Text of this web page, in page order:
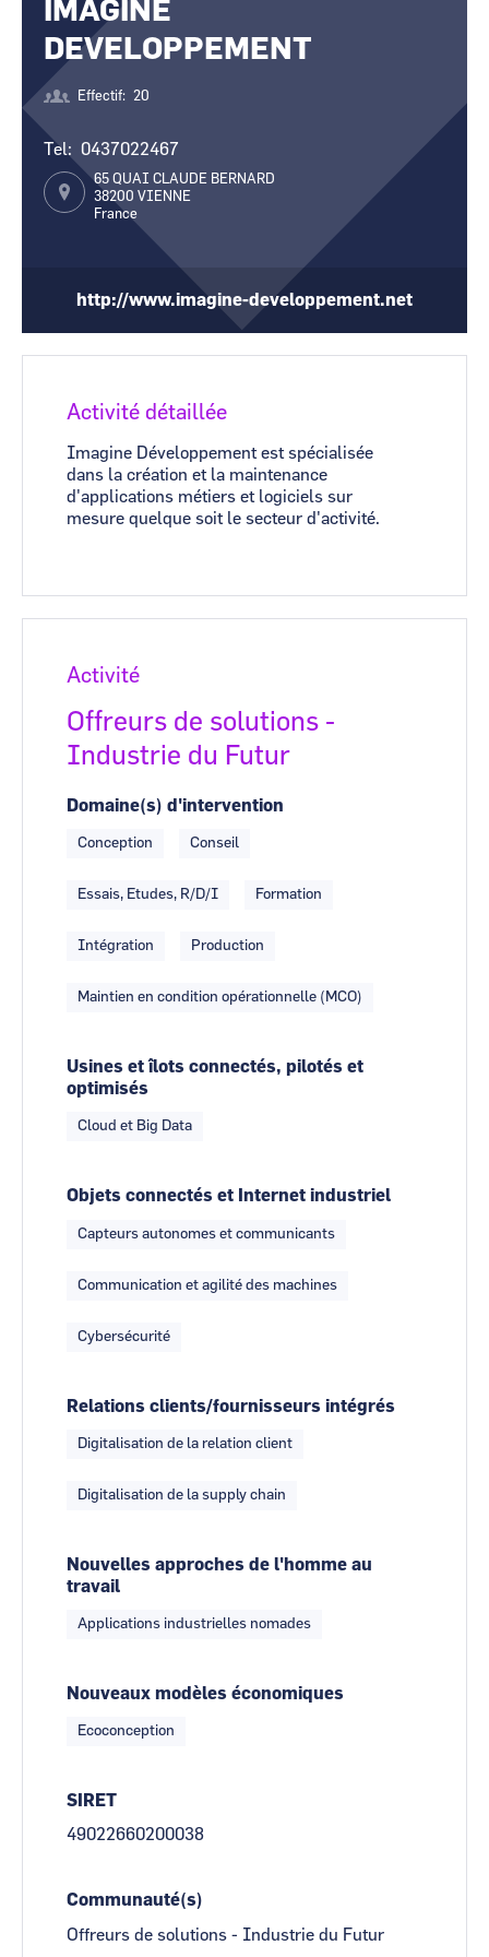
CCI Business
Occitanie
CCI Business
Pays de la Loire
CCI Business
Occitanie
Pays de la Loire
IMAGINE
DEVELOPPEMENT
Effectif 20
Tel 0437022467
65 QUAI CLAUDE BERNARD
38200 VIENNE
France
http://www.imagine-developpement.net
Activité détaillée
Imagine Développement est spécialisée
dans la création et la maintenance
d'applications métiers et logiciels sur
mesure quelque soit le secteur d'activité.
Activité
Offreurs de solutions -
Industrie du Futur
Domaine(s) d'intervention
Conception Conseil
Essais, Etudes, R/D/I Formation
Intégration Production
Maintien en condition opérationnelle (MCO)
Usines et îlots connectés, pilotés et
optimisés
Cloud et Big Data
Objets connectés et Internet industriel
Capteurs autonomes et communicants
Communication et agilité des machines
Cybersécurité
Relations clients/fournisseurs intégrés
Digitalisation de la relation client
Digitalisation de la supply chain
Nouvelles approches de l'homme au
travail
Applications industrielles nomades
Nouveaux modèles économiques
Ecoconception
SIRET
49022660200038
Communauté(s)
Offreurs de solutions - Industrie du Futur